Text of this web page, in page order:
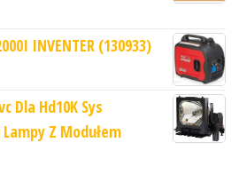
INVENTER (130933)
Dla Hd10K Sys
Z Modułem